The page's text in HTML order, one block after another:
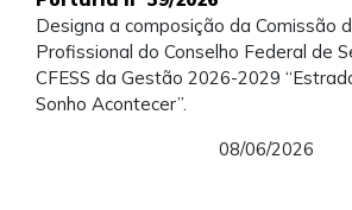
Designa a composição da Comissão
Profissional do Conselho Federal de
CFESS da Gestão 2026-2029
Sonho Acontecer”.
08/06/2026